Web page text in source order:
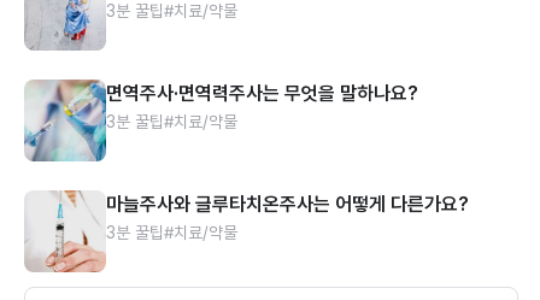
3분 꿀팁#치료/약물
면역주사·면역력주사는 무엇을 말하나요?
3분 꿀팁#치료/약물
마늘주사와 글루타치온주사는 어떻게 다른가요?
3분 꿀팁#치료/약물